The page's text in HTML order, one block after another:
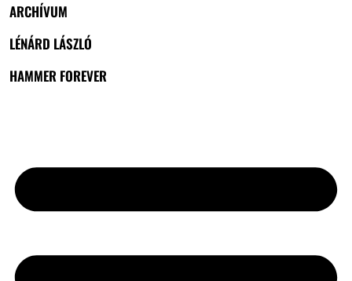
ARCHÍVUM
LÉNÁRD LÁSZLÓ
HAMMER FOREVER